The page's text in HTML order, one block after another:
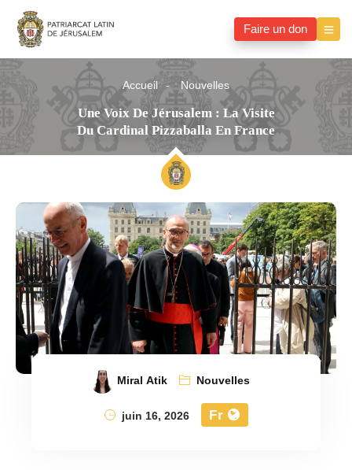
Faire un don
Accueil Nouvelles
Une Voix De Jérusalem : La Visite
Du Cardinal Pizzaballa En France
Miral Atik
Nouvelles
juin 16, 2026
Fr